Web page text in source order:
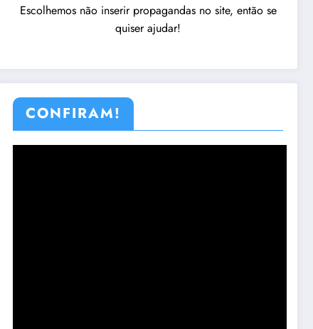
Escolhemos não inserir propagandas no site, então se
quiser ajudar!
CONFIRAM!